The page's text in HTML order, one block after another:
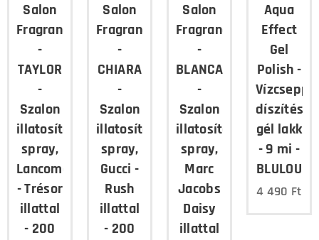
Salon
Fragrance
-
TAYLOR
-
Szalon
illatosító
spray,
Lancome
- Trésor
illattal
- 200
Salon
Fragrance
-
CHIARA
-
Szalon
illatosító
spray,
Gucci -
Rush
illattal
- 200
Salon
Fragrance
-
BLANCA
-
Szalon
illatosító
spray,
Marc
Jacobs
Daisy
illattal
Aqua
Effect
Gel
Polish -
Vízcsepp
díszítés,
gél lakk
- 9 mi -
BLULOU
4 490 Ft